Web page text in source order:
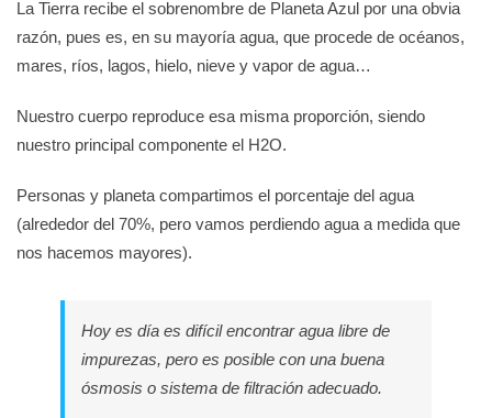
La Tierra recibe el sobrenombre de Planeta Azul por una obvia
razón, pues es, en su mayoría agua, que procede de océanos,
mares, ríos, lagos, hielo, nieve y vapor de agua…
Nuestro cuerpo reproduce esa misma proporción, siendo
nuestro principal componente el H2O.
Personas y planeta compartimos el porcentaje del agua
(alrededor del 70%, pero vamos perdiendo agua a medida que
nos hacemos mayores).
Hoy es día es difícil encontrar agua libre de
impurezas, pero es posible con una buena
ósmosis o sistema de filtración adecuado.